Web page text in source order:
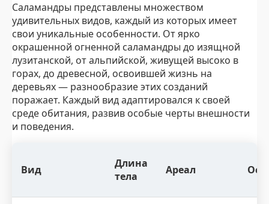
Саламандры представлены множеством
удивительных видов, каждый из которых имеет
свои уникальные особенности. От ярко
окрашенной огненной саламандры до изящной
лузитанской, от альпийской, живущей высоко в
горах, до древесной, освоившей жизнь на
деревьях — разнообразие этих созданий
поражает. Каждый вид адаптировался к своей
среде обитания, развив особые черты внешности
и поведения.
Вид
Длина
тела
Ареал